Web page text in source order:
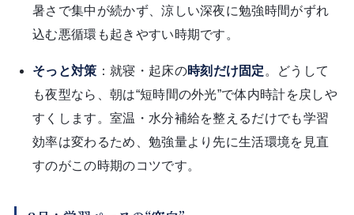
暑さで集中が続かず、涼しい深夜に勉強時間がずれ
込む悪循環も起きやすい時期です。
そっと対策 ：就寝・起床の時刻だけ固定 。どうして
も夜型なら、朝は“短時間の外光”で体内時計を戻しや
すくします。室温・水分補給を整えるだけでも学習
効率は変わるため、勉強量より先に生活環境を見直
すのがこの時期のコツです。